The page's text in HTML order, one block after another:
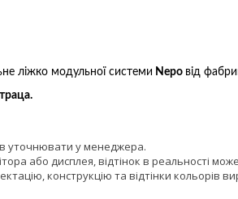
ліжко модульної системи Nepo від
уточнювати у менеджера.
або дисплея, відтінок в реальності
конструкцію та відтінки кольорів